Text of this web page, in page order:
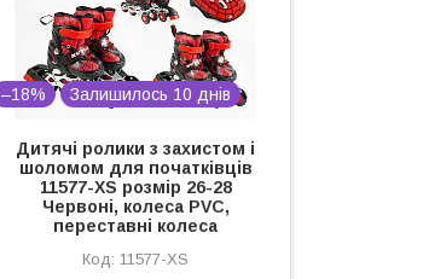
–18% Залишилось 10 днів
Дитячі ролики з захистом і
шоломом для початківців
11577-XS розмір 26-28
Червоні, колеса PVC,
переставні колеса
11577-XS